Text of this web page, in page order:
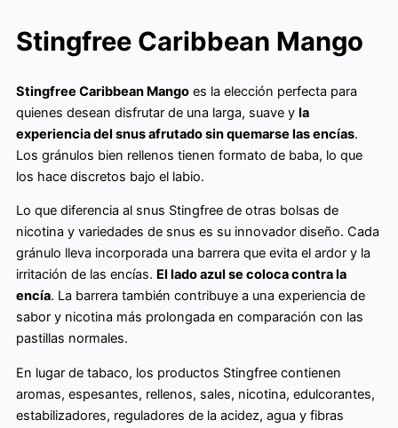
Stingfree Caribbean Mango
Stingfree Caribbean Mango es la elección perfecta para
quienes desean disfrutar de una larga, suave y la
experiencia del snus afrutado sin quemarse las encías.
Los gránulos bien rellenos tienen formato de baba, lo que
los hace discretos bajo el labio.
Lo que diferencia al snus Stingfree de otras bolsas de
nicotina y variedades de snus es su innovador diseño. Cada
gránulo lleva incorporada una barrera que evita el ardor y la
irritación de las encías. El lado azul se coloca contra la
encía. La barrera también contribuye a una experiencia de
sabor y nicotina más prolongada en comparación con las
pastillas normales.
En lugar de tabaco, los productos Stingfree contienen
aromas, espesantes, rellenos, sales, nicotina, edulcorantes,
estabilizadores, reguladores de la acidez, agua y fibras